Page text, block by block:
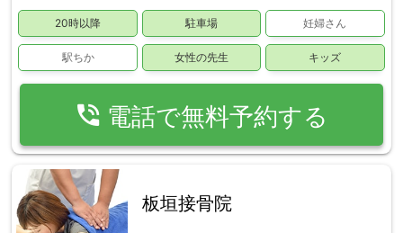
20時以降 駐車場 妊婦さん
駅ちか 女性の先生 キッズ
phone_in_talk 電話で無料予約する
板垣接骨院